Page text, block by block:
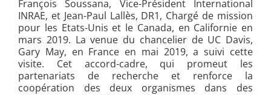
François Soussana, Vice-Président International
INRAE, et Jean-Paul Lallès, DR1, Chargé de mission
pour les Etats-Unis et le Canada, en Californie en
mars 2019. La venue du chancelier de UC Davis,
Gary May, en France en mai 2019, a suivi cette
visite. Cet accord-cadre, qui promeut les
partenariats de recherche et renforce la
coopération des deux organismes dans des